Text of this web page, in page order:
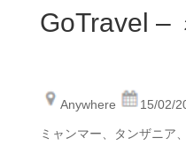
GoTravel –
Anywhere 15/02/
ミャンマー、タンザニア